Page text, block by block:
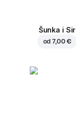
Šunka i Sir
od7,00 €